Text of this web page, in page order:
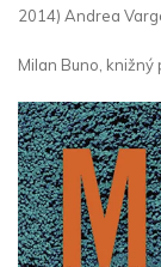
2014) Andrea
Milan Buno, knižný